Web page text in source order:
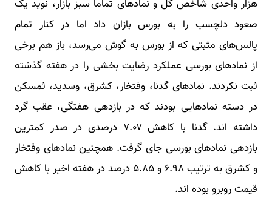
هزار واحدی شاخص کل و نمادهای تماما سبز بازار، نوید یک
صعود دلچسب را به بورس بازان داد اما در کنار تمام
پالس‌های مثبتی که از بورس به گوش می‌رسد، باز هم برخی
از نمادهای بورسی عملکرد رضایت بخشی را در هفته گذشته
ثبت نکردند. نمادهای گدنا، وفتخار، کشرق، وسدید، ثمسکن
در دسته نمادهایی بودند که در بازدهی هفتگی، عقب گرد
داشته اند. گدنا با کاهش ۷.۰۷ درصدی در صدر کمترین
بازدهی نمادهای بورسی جای گرفت. همچنین نمادهای وفتخار
و کشرق به ترتیب ۶.۹۸ و ۵.۸۵ درصد در هفته اخیر با کاهش
قیمت روبرو بوده اند.